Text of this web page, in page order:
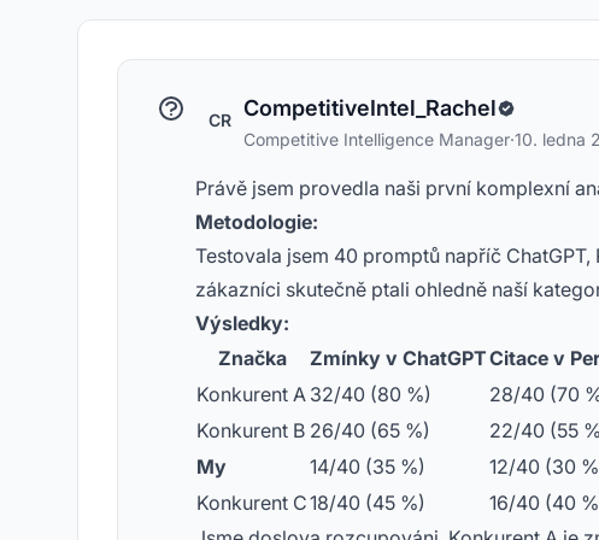
CR CompetitiveIntel_Rachel
Competitive Intelligence Manager·10. ledna
Právě jsem provedla naši první komplexní
Metodologie:
Testovala jsem 40 promptů napříč
zákazníci skutečně ptali ohledně naší
Výsledky:
Značka
Zmínky v ChatGPTCitace v
Konkurent A 32/40 (80 %) 28/40 (70
Konkurent B 26/40 (65 %) 22/40 (55
My
14/40 (35 %) 12/40 (30
Konkurent C18/40 (45 %) 16/40 (40